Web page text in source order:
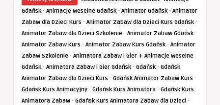
Gdańsk· Animacje Weselne Gdańsk· Animator Gdańsk· Animator
Zabaw dla Dzieci Kurs · Animator Zabaw dla Dzieci Kurs Gdańsk·
Animator Zabaw dla Dzieci Szkolenie · Animator Zabaw Gdańsk·
Animator Zabaw Kurs · Animator Zabaw Kurs Gdańsk· Animator
Zabaw Szkolenie · Animatora Zabaw i Gier + Animacje Weselne
Gdańsk· Animatora Zabaw i Gier Gdańsk· Gdańsk· Gdańsk
Animator Zabaw dla Dzieci Kurs · Gdańsk Animator Zabaw Kurs ·
Gdańsk Kurs Animacyjny · Gdańsk Kurs Animatora · Gdańsk Kurs
Animatora Zabaw · Gdańsk Kurs Animatora Zabaw dla Dzieci ·